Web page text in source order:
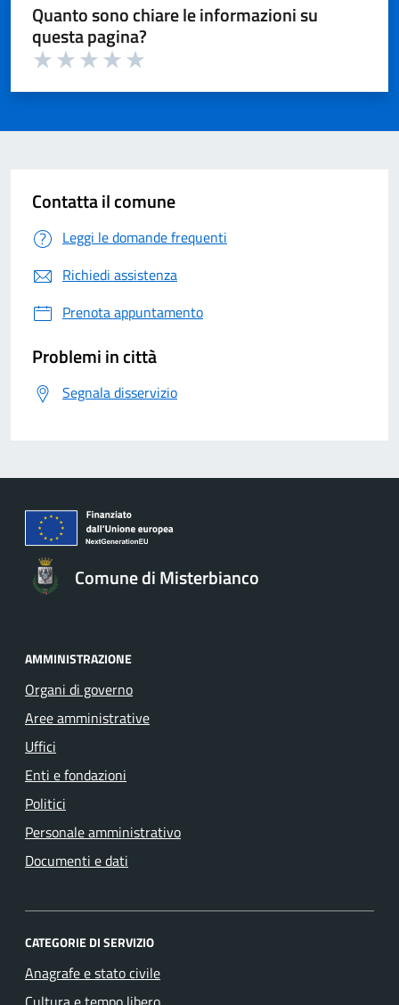
Quanto sono chiare le informazioni su
questa pagina?
Contatta il comune
Leggi le domande frequenti
Richiedi assistenza
Prenota appuntamento
Problemi in città
Segnala disservizio
Comune di Misterbianco
AMMINISTRAZIONE
Organi di governo
Aree amministrative
Uffici
Enti e fondazioni
Politici
Personale amministrativo
Documenti e dati
CATEGORIE DI SERVIZIO
Anagrafe e stato civile